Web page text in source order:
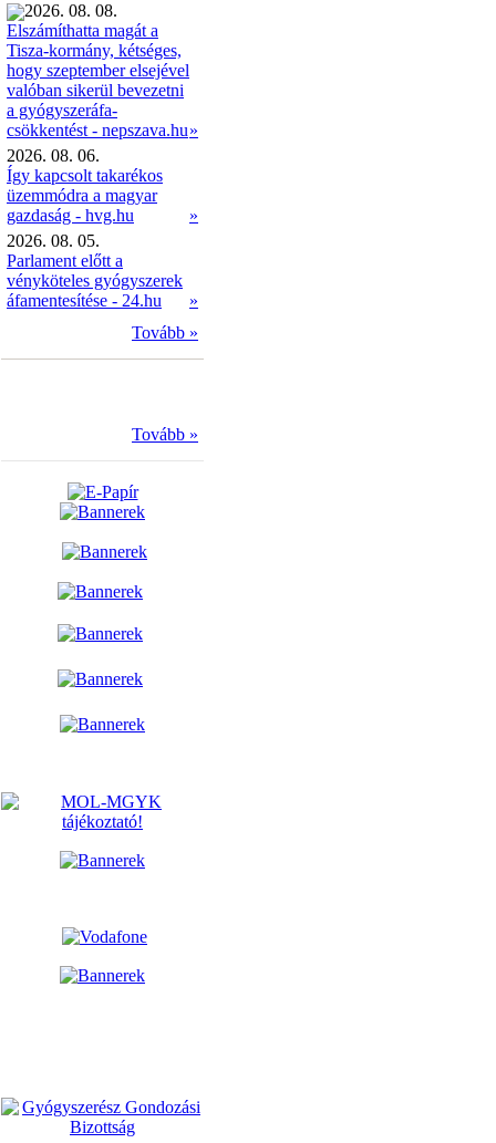
2026. 08. 08.
Elszámíthatta magát a
Tisza-kormány, kétséges,
hogy szeptember elsejével
valóban sikerül bevezetni
a gyógyszeráfa-
csökkentést - nepszava.hu»
2026. 08. 06.
Így kapcsolt takarékos
üzemmódra a magyar
gazdaság - hvg.hu
»
2026. 08. 05.
Parlament előtt a
vényköteles gyógyszerek
áfamentesítése - 24.hu
»
Tovább »
Tovább »